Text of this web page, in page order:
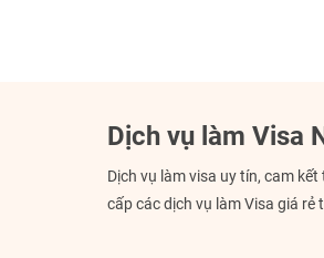
Dịch vụ làm Visa
Dịch vụ làm visa uy tín, cam
cấp các dịch vụ làm Visa giá rẻ